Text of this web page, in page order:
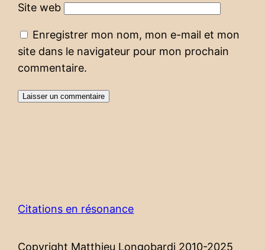
Site web
Enregistrer mon nom, mon e-mail et mon
site dans le navigateur pour mon prochain
commentaire.
Citations en résonance
Copyright Matthieu Longobardi 2010-2025